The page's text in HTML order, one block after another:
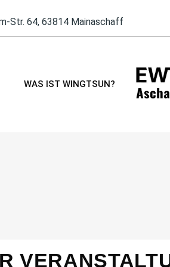
Str. 64, 63814 Mainaschaff
WAS IST WINGTSUN?